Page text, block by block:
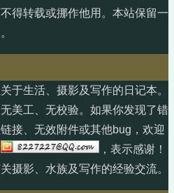
得转载或挪作他用。本站保留一
于生活、摄影及写作的日记本。
美工、无校验。如果你发现了错
接、无效附件或其他bug，欢迎
，表示感谢！
摄影、水族及写作的经验交流。